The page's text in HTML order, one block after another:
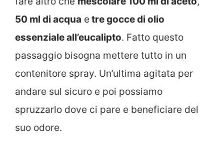
50 ml di acqua e tre gocce di olio
essenziale all’eucalipto. Fatto questo
passaggio bisogna mettere tutto in un
contenitore spray. Un’ultima agitata per
andare sul sicuro e poi possiamo
spruzzarlo dove ci pare e beneficiare del
suo odore.